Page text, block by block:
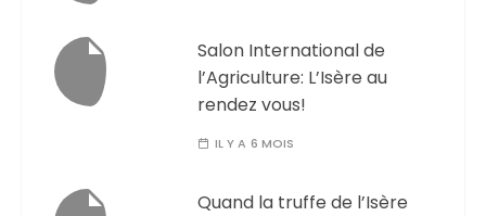
Salon International de
l’Agriculture: L’Isère au
rendez vous!
IL Y A 6 MOIS
Quand la truffe de l’Isère